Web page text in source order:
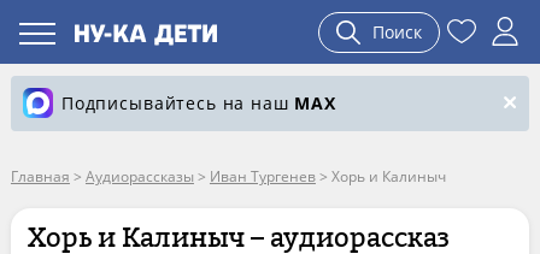
Поиск
Подписывайтесь на наш MAX
Главная > Аудиорассказы > Иван Тургенев> Хорь и Калиныч
Хорь и Калиныч – аудиорассказ